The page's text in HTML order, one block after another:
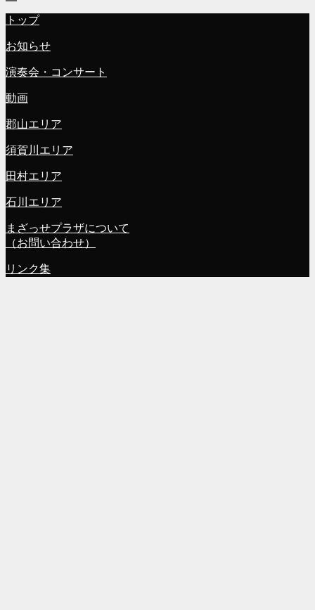
トップ
お知らせ
演奏会・コンサート
動画
郡山エリア
須賀川エリア
田村エリア
石川エリア
まざっせプラザについて
（お問い合わせ）
リンク集